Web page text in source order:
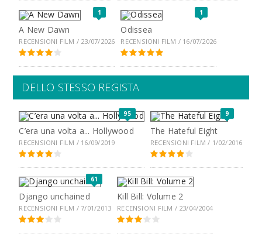
1
A New Dawn
RECENSIONI FILM / 23/07/2026
1
Odissea
RECENSIONI FILM / 16/07/2026
DELLO STESSO REGISTA
95
C’era una volta a... Hollywood
RECENSIONI FILM / 16/09/2019
9
The Hateful Eight
RECENSIONI FILM / 1/02/2016
61
Django unchained
RECENSIONI FILM / 7/01/2013
Kill Bill: Volume 2
RECENSIONI FILM / 23/04/2004